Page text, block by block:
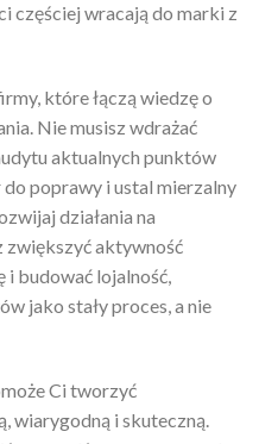
częściej wracają do marki z
które łączą wiedzę o
Nie musisz wdrażać
aktualnych punktów
poprawy i ustal mierzalny
działania na
zwiększyć aktywność
budować lojalność,
jako stały proces, a nie
Ci tworzyć
wiarygodną i skuteczną.